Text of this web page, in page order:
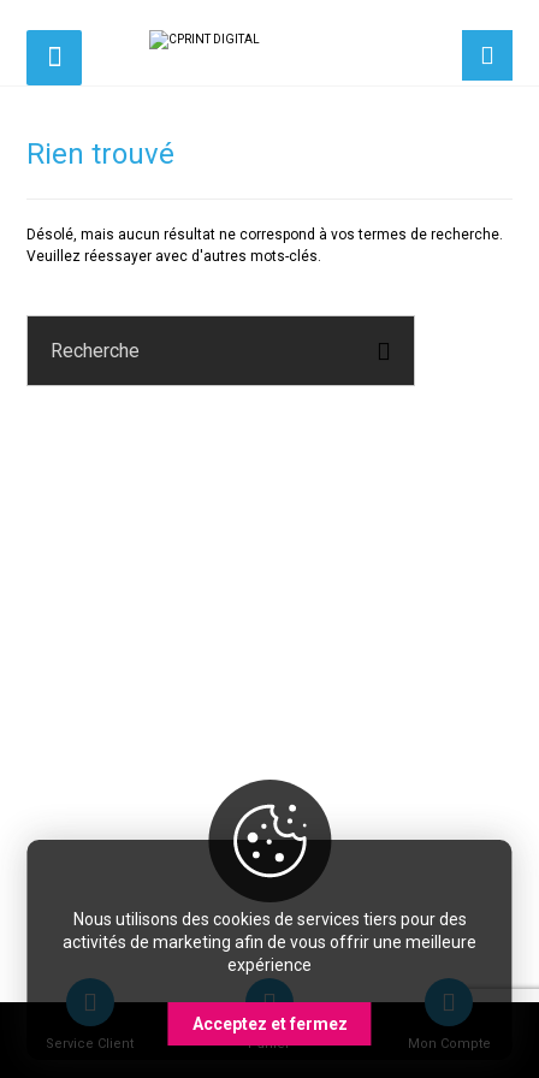
Rien trouvé
Désolé, mais aucun résultat ne correspond à vos termes de recherche.
Veuillez réessayer avec d'autres mots-clés.
Service Client Panier Mon Compte
Nous utilisons des cookies de services tiers pour des
activités de marketing afin de vous offrir une meilleure
expérience
Acceptez et fermez